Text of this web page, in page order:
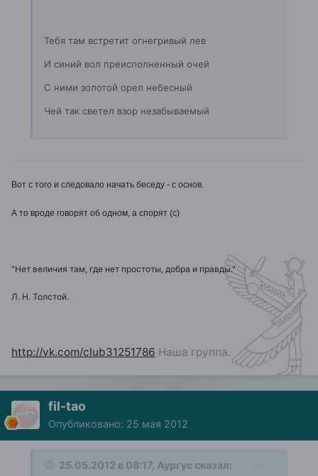
Тебя там встретит огнегривый лев
И синий вол преисполненный очей
С ними золотой орел небесный
Чей так светел взор незабываемый
Вот с того и следовало начать беседу - с основ.
А то вроде говорят об одном, а спорят (с)
"Нет величия там, где нет простоты, добра и правды."
Л. Н. Толстой.
http://vk.com/club31251786 Наша группа.
fil-tao
Опубликовано: 25 мая 2012
25.05.2012 в 08:17, Аургус сказал: